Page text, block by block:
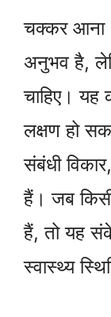
चक्कर आना
अनुभव है,
चाहिए।
लक्षण हो
संबंधी
हैं। जब
हैं, तो यह
स्वास्थ्य